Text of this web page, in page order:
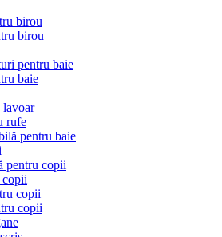
birou
birou
pentru baie
baie
lavoar
rufe
pentru baie
pentru copii
copii
copii
copii